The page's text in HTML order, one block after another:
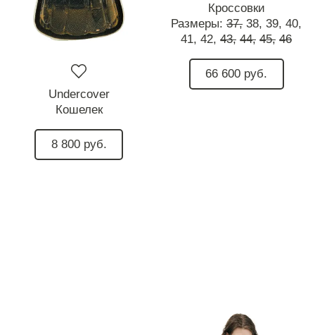
Undercover
Кошелек
8 800 руб.
Кроссовки
Размеры: 37, 38, 39, 40,
41, 42, 43, 44, 45, 46
66 600 руб.